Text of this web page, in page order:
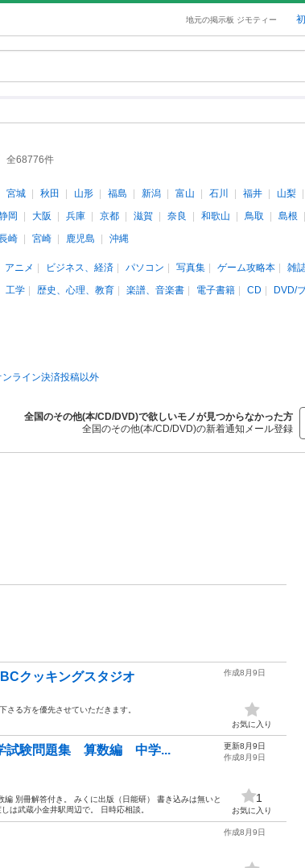
地元の掲示板 ジモティー
全68776件
宮城 秋田 山形 福島 新潟 富山 石川 福井 山梨
岡 大阪 兵庫 京都 滋賀 奈良 和歌山 鳥取 島根
崎 宮崎 鹿児島 沖縄
アニメ ビジネス、経済 パソコン 写真集 ゲーム攻略本 雑
工学 歴史、心理、教育 楽譜、音楽書 電子書籍 CD DVD/
ンライン決済投稿以外
全国のその他(本/CD/DVD)で欲しいモノが見つからなかった方
全国のその他(本/CD/DVD)の新着通知メール登録
クッキングスタジオ
さる方を優先させていただきます。
作成8月9日
お気に入り
試験問題集 算数編 中学...
別冊解答付き。 みくに出版（日能研） 書き込みは無いと
は武蔵小金井駅周辺で。 日時応相談。
更新8月9日
作成8月9日
1
お気に入り
作成8月9日